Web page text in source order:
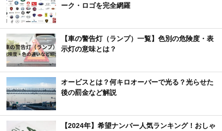
ーク・ロゴを完全網羅
【車の警告灯（ランプ）一覧】色別の危険度・表
示灯の意味とは？
オービスとは？何キロオーバーで光る？光らせた
後の罰金など解説
【2024年】希望ナンバー人気ランキング！おしゃ